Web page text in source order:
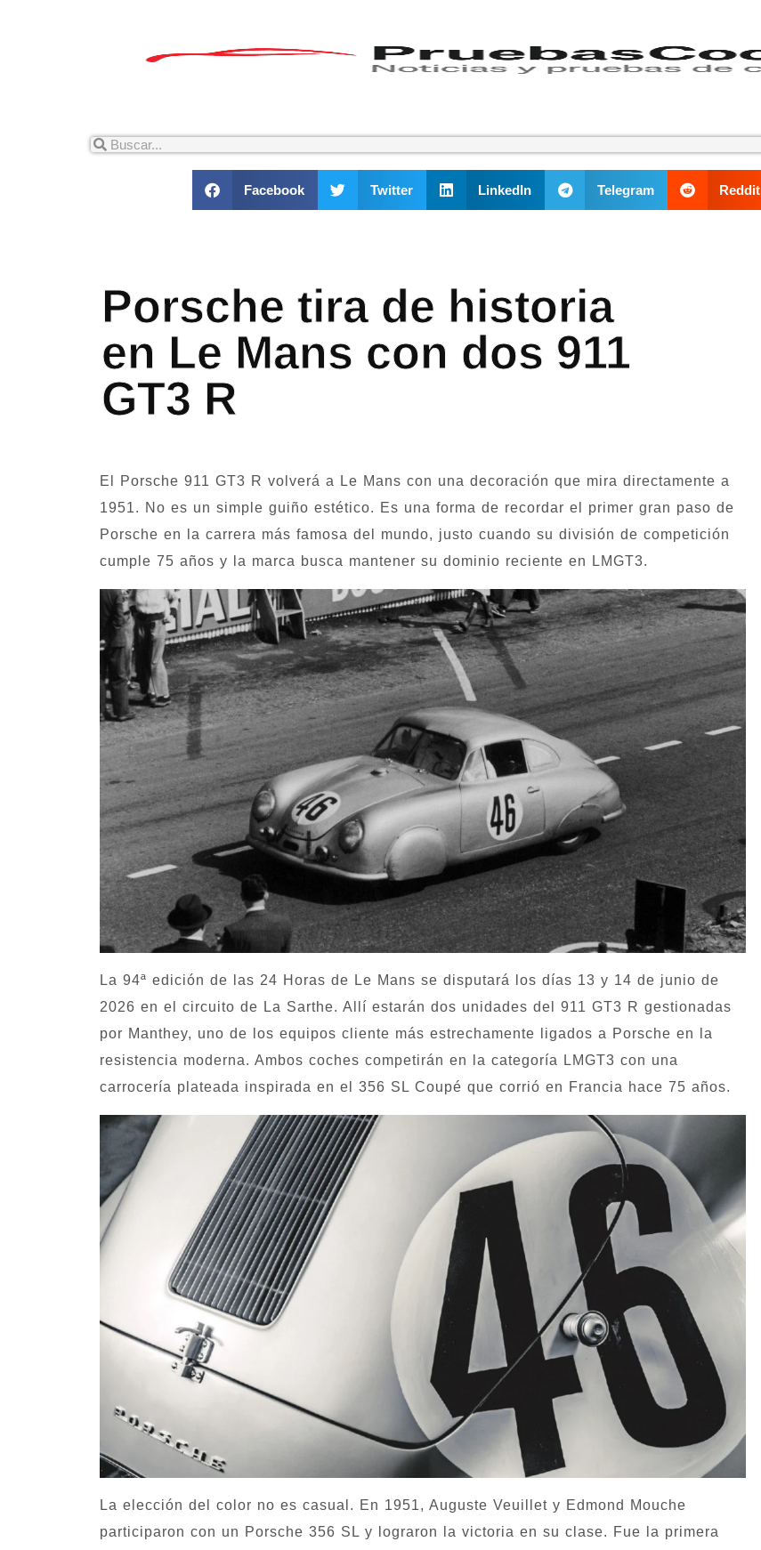
Facebook Twitter LinkedIn Telegram Reddit
Porsche tira de historia
en Le Mans con dos 911
GT3 R
El Porsche 911 GT3 R volverá a Le Mans con una decoración que mira directamente a
1951. No es un simple guiño estético. Es una forma de recordar el primer gran paso de
Porsche en la carrera más famosa del mundo, justo cuando su división de competición
cumple 75 años y la marca busca mantener su dominio reciente en LMGT3.
La 94ª edición de las 24 Horas de Le Mans se disputará los días 13 y 14 de junio de
2026 en el circuito de La Sarthe. Allí estarán dos unidades del 911 GT3 R gestionadas
por Manthey, uno de los equipos cliente más estrechamente ligados a Porsche en la
resistencia moderna. Ambos coches competirán en la categoría LMGT3 con una
carrocería plateada inspirada en el 356 SL Coupé que corrió en Francia hace 75 años.
La elección del color no es casual. En 1951, Auguste Veuillet y Edmond Mouche
participaron con un Porsche 356 SL y lograron la victoria en su clase. Fue la primera